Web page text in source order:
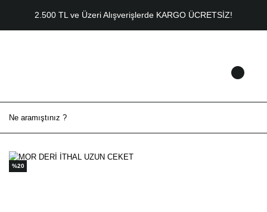
2.500 TL ve Üzeri Alışverişlerde KARGO ÜCRETSİZ!
%20